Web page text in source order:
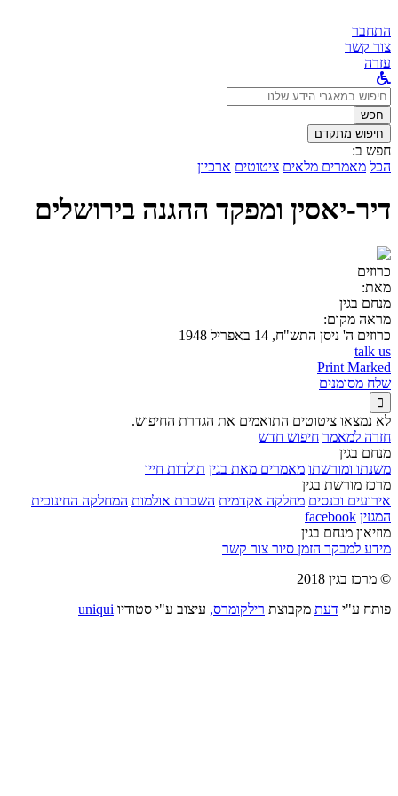
התחבר
צור קשר
עזרה
לחפש
ב:חפש
חיפוש מתקדם
חפש ב:
הכל מאמרים מלאים ציטוטים ארכיון
דיר-יאסין ומפקד ההגנה בירושלים
כרוזים
מאת:
מנחם בגין
מראה מקום:
כרוזים ה' ניסן התש"ח, 14 באפריל 1948
talk us
Print Marked
שלח מסומנים

לא נמצאו ציטוטים התואמים את הגדרת החיפוש.
חזרה למאמר חיפוש חדש
מנחם בגין
משנתו ומורשתו מאמרים מאת בגין תולדות חייו
מרכז מורשת בגין
אירועים וכנסים מחלקה אקדמית השכרת אולמות המחלקה החינוכית
המגזין facebook
מוזיאון מנחם בגין
מידע למבקר הזמן סיור צור קשר
© מרכז בגין 2018
פותח ע"י דעת מקבוצת רילקומרס, עיצוב ע"י סטודיו uniqui